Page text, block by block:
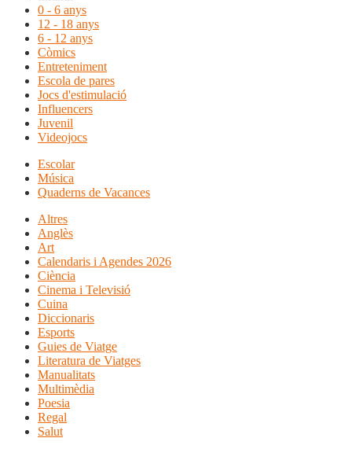
0 - 6 anys
12 - 18 anys
6 - 12 anys
Còmics
Entreteniment
Escola de pares
Jocs d'estimulació
Influencers
Juvenil
Videojocs
Escolar
Música
Quaderns de Vacances
Altres
Anglès
Art
Calendaris i Agendes 2026
Ciència
Cinema i Televisió
Cuina
Diccionaris
Esports
Guies de Viatge
Literatura de Viatges
Manualitats
Multimèdia
Poesia
Regal
Salut